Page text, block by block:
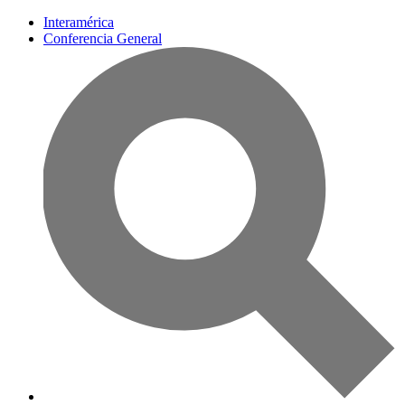
Interamérica
Conferencia General